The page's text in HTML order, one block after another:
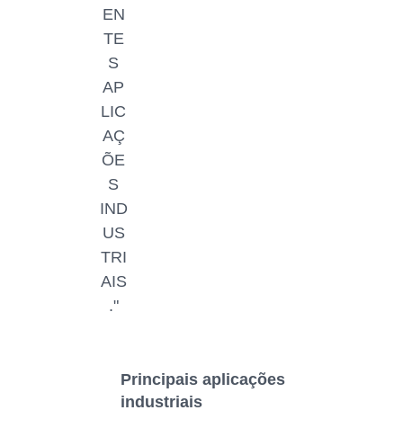
EN
TE
S
AP
LIC
AÇ
ÕE
S
IND
US
TRI
AIS
."
Principais aplicações
industriais